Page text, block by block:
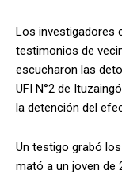
Los investigadores
testimonios de
escucharon las
UFI N°2 de
la detención del
Un testigo grabó
mató a un joven de